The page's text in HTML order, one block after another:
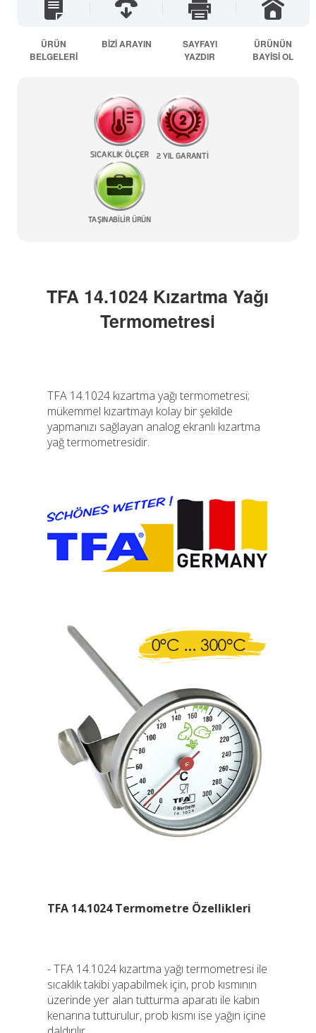
ÜRÜN
BELGELERİ
BİZİ ARAYIN
SAYFAYI
YAZDIR
ÜRÜNÜN
BAYİSİ OL
TFA 14.1024 Kızartma Yağı
Termometresi
TFA 14.1024 kızartma yağı termometresi;
mükemmel kızartmayı kolay bir şekilde
yapmanızı sağlayan analog ekranlı kızartma
yağ termometresidir.
TFA 14.1024 Termometre Özellikleri
- TFA 14.1024 kızartma yağı termometresi ile
sıcaklık takibi yapabilmek için, prob kısmının
üzerinde yer alan tutturma aparatı ile kabın
kenarına tutturulur, prob kısmı ise yağın içine